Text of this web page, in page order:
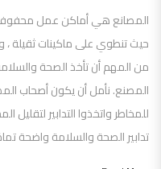
المصانع هي أماكن عمل
حيث تنطوي على ماكينات ثقيلة ،
من المهم أن تأخذ الصحة
المصنع. نأمل أن يكون أصحاب
للمخاطر واتخذوا التدابير لتقليل
تدابير الصحة والسلامة واضحة